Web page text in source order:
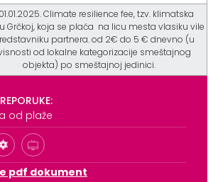
Climate resilience fee, tzv. klimatska
Grčkoj, koja se plaća na licu mesta vlasiku vile
partnera. od 2€ do 5 € dnevno (u
od lokalne kategorizacije smeštajnog
objekta) po smeštajnoj jedinici.
od plaže
pdf dokument